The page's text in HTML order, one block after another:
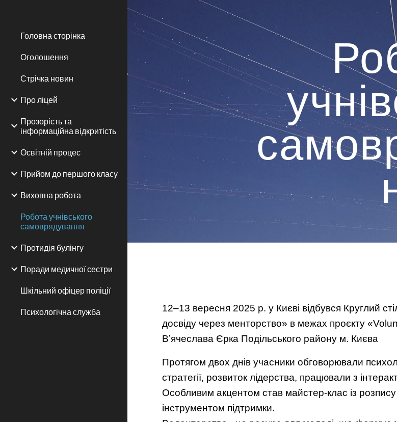
Skip to main content
Головна сторінка
Оголошення
Стрічка новин
Про ліцей
Прозорість та
інформаційна відкритість
Освітній процес
Прийом до першого класу
Виховна робота
Робота учнівського
самоврядування
Протидія булінгу
Поради медичної сестри
Шкільний офіцер поліції
Психологічна служба
12–13 вересня 2025 р. у Києві відбувся Круглий
досвіду через менторство» в межах проєкту
Вʼячеслава Єрка Подільського району м. Києва
Протягом двох днів учасники обговорювали
стратегії, розвиток лідерства, працювали з
Особливим акцентом став майстер-клас із
інструментом підтримки.